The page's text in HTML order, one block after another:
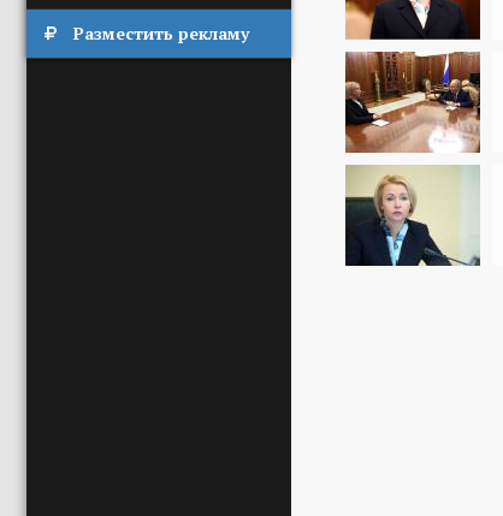
Разместить рекламу